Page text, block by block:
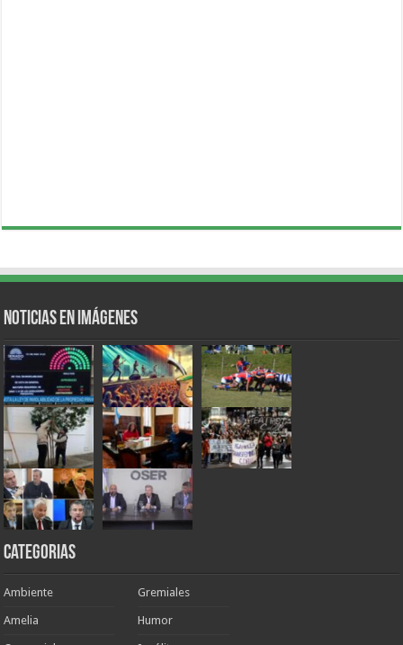
Noticias en Imágenes
Categorias
Ambiente
Amelia
Gremiales
Humor